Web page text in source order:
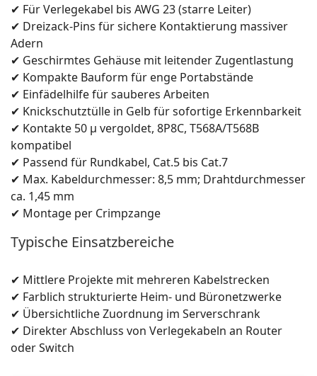
✔ Für Verlegekabel bis AWG 23 (starre Leiter)
✔ Dreizack-Pins für sichere Kontaktierung massiver
Adern
✔ Geschirmtes Gehäuse mit leitender Zugentlastung
✔ Kompakte Bauform für enge Portabstände
✔ Einfädelhilfe für sauberes Arbeiten
✔ Knickschutztülle in Gelb für sofortige Erkennbarkeit
✔ Kontakte 50 µ vergoldet, 8P8C, T568A/T568B
kompatibel
✔ Passend für Rundkabel, Cat.5 bis Cat.7
✔ Max. Kabeldurchmesser: 8,5 mm; Drahtdurchmesser
ca. 1,45 mm
✔ Montage per Crimpzange
Typische Einsatzbereiche
✔ Mittlere Projekte mit mehreren Kabelstrecken
✔ Farblich strukturierte Heim- und Büronetzwerke
✔ Übersichtliche Zuordnung im Serverschrank
✔ Direkter Abschluss von Verlegekabeln an Router
oder Switch